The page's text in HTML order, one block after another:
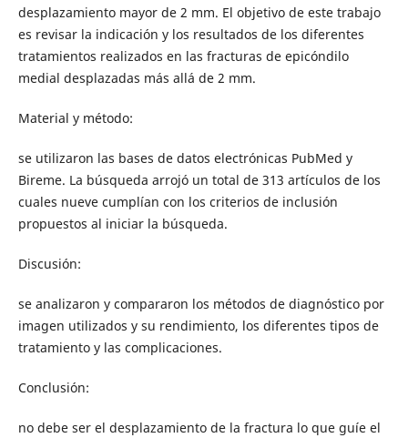
desplazamiento mayor de 2 mm. El objetivo de este trabajo
es revisar la indicación y los resultados de los diferentes
tratamientos realizados en las fracturas de epicóndilo
medial desplazadas más allá de 2 mm.
Material y método:
se utilizaron las bases de datos electrónicas PubMed y
Bireme. La búsqueda arrojó un total de 313 artículos de los
cuales nueve cumplían con los criterios de inclusión
propuestos al iniciar la búsqueda.
Discusión:
se analizaron y compararon los métodos de diagnóstico por
imagen utilizados y su rendimiento, los diferentes tipos de
tratamiento y las complicaciones.
Conclusión:
no debe ser el desplazamiento de la fractura lo que guíe el